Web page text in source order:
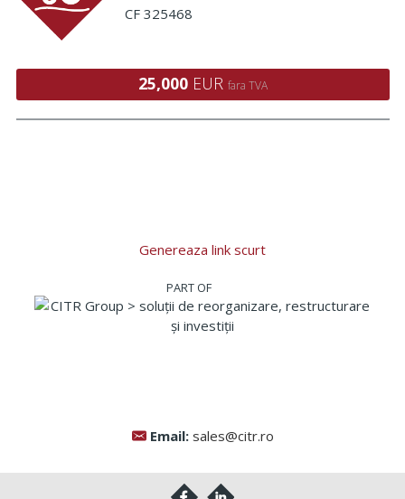
CF 325468
25,000 EUR fara TVA
Genereaza link scurt
Email: sales@citr.ro